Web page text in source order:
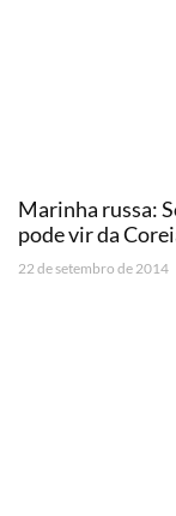
Marinha russa:
pode vir da
22 de setembro de 2014